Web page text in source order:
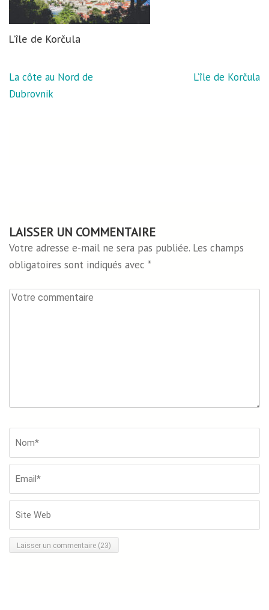
L’île de Korčula
Navigation
de
La côte au Nord de
Dubrovnik
L’île de Korčula
LAISSER UN COMMENTAIRE
Votre adresse e-mail ne sera pas publiée. Les champs
obligatoires sont indiqués avec *
Votre